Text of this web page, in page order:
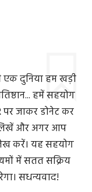
एक दुनिया हम खड़ी
हमें सहयोग
जाकर डोनेट कर
और अगर आप
करें। यह सहयोग
में सतत सक्रिय
सधन्यवाद!